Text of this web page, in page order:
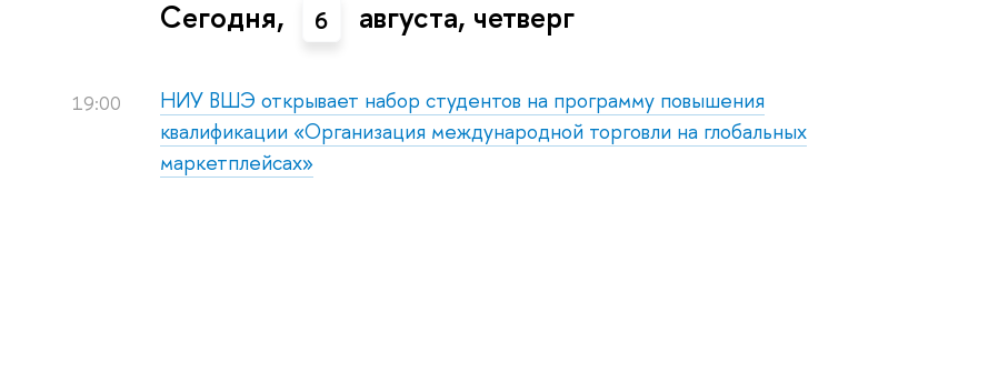
Сегодня, 6 августа, четверг
19:00
НИУ ВШЭ открывает набор студентов на программу повышения
квалификации «Организация международной торговли на глобальных
маркетплейсах»